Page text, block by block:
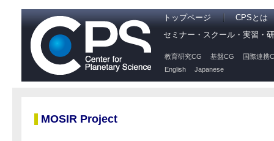
トップページ
CPSとは
セミナー・スクール・実習・
教育研究CG 基盤CG
国際連携
English
Japanese
MOSIR Project